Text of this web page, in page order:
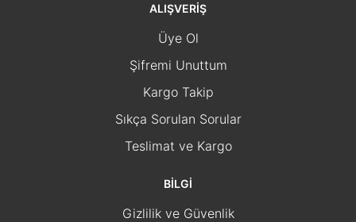
ALIŞVERİŞ
Üye Ol
Şifremi Unuttum
Kargo Takip
Sıkça Sorulan Sorular
Teslimat ve Kargo
BİLGİ
Gizlilik ve Güvenlik